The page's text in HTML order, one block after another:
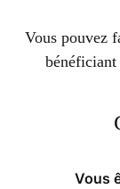
Vous pouvez
bénéficiant
Vous